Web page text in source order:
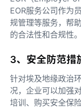
EOR服务公司作为
规管理等服务，帮
的合法性和合规性。
3、安全防范措
针对埃及地缘政治
况，企业可以加强
培训、购买安全保